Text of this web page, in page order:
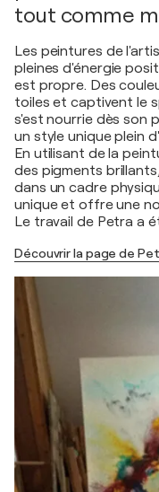
tout comme
Les peintures de
pleines d'énergie
est propre. Des
toiles et captivent le
s'est nourrie dès son
un style unique plein
En utilisant de la
des pigments
dans un cadre
unique et offre une
Le travail de Petra a
Découvrir la page de